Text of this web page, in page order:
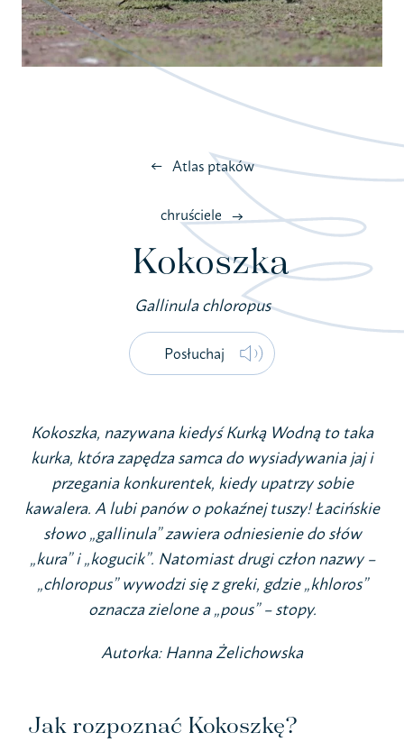
Atlas ptaków
chruściele
Kokoszka
Gallinula chloropus
Posłuchaj
Kokoszka, nazywana kiedyś Kurką Wodną to taka
kurka, która zapędza samca do wysiadywania jaj i
przegania konkurentek, kiedy upatrzy sobie
kawalera. A lubi panów o pokaźnej tuszy! Łacińskie
słowo „gallinula” zawiera odniesienie do słów
„kura” i „kogucik”. Natomiast drugi człon nazwy –
„chloropus” wywodzi się z greki, gdzie „khloros”
oznacza zielone a „pous” – stopy.
Autorka: Hanna Żelichowska
Jak rozpoznać Kokoszkę?